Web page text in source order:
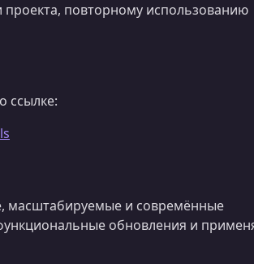
проекта, повторному использованию
ссылке:
масштабируемые и совремённые
обновления и